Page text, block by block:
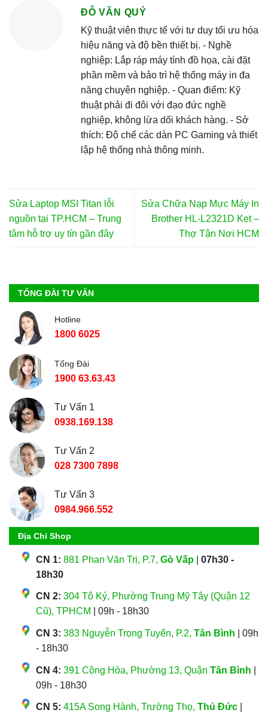
ĐỖ VĂN QUÝ
Kỹ thuật viên thực tế với tư duy tối ưu hóa
hiệu năng và độ bền thiết bị. - Nghề
nghiệp: Lắp ráp máy tính đồ họa, cài đặt
phần mềm và bảo trì hệ thống máy in đa
năng chuyên nghiệp. - Quan điểm: Kỹ
thuật phải đi đôi với đạo đức nghề
nghiệp, không lừa dối khách hàng. - Sở
thích: Độ chế các dàn PC Gaming và thiết
lập hệ thống nhà thông minh.
Sửa Laptop MSI Titan lỗi
nguồn tại TP.HCM – Trung
tâm hỗ trợ uy tín gần đây
Sửa Chữa Nạp Mực Máy In
Brother HL-L2321D Kẹt –
Thợ Tận Nơi HCM
TỔNG ĐÀI TƯ VẤN
Hotline
1800 6025
Tổng Đài
1900 63.63.43
Tư Vấn 1
0938.169.138
Tư Vấn 2
028 7300 7898
Tư Vấn 3
0984.966.552
Địa Chỉ Shop
CN 1: 881 Phan Văn Trị, P.7, Gò Vấp
07h30 -
18h30
CN 2: 304 Tô Ký, Phường Trung Mỹ Tây (Quận 12
Cũ), TPHCM
| 09h - 18h30
CN 3: 383 Nguyễn Trọng Tuyển, P.2, Tân Bình | 09h
- 18h30
CN 4: 391 Cộng Hòa, Phường 13, Quận Tân Bình
09h - 18h30
CN 5: 415A Song Hành, Trường Thọ, Thủ Đức